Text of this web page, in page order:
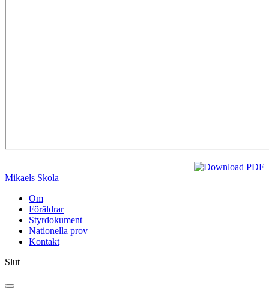
Mikaels Skola
Om
Föräldrar
Styrdokument
Nationella prov
Kontakt
Slut